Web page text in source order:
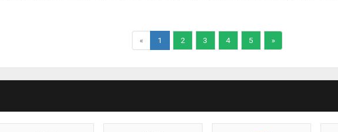
« 1 2 3 4 5 »